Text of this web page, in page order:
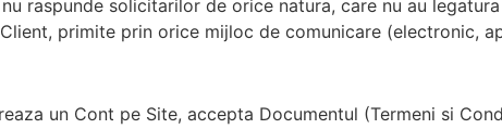
raspunde solicitarilor de orice natura, care nu au
primite prin orice mijloc de comunicare (electronic,
un Cont pe Site, accepta Documentul (Termeni si